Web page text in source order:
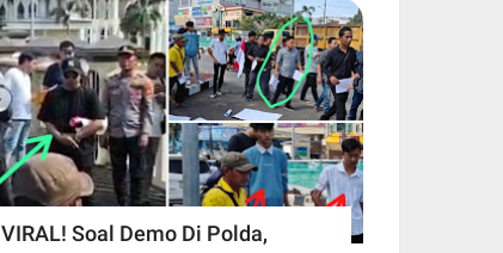
VIRAL! Soal Demo Di Polda,